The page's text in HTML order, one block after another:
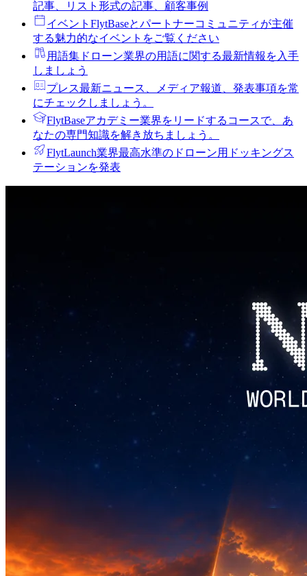
記事、リスト形式の記事、顧客事例
イベント FlytBaseとパートナーコミュニティが主催
する魅力的なイベントをご覧ください
用語集 ドローン業界の用語に関する最新情報を入手
しましょう
プレス最新ニュース、メディア報道、発表事項を常
にチェックしましょう。
FlytBaseアカデミー業界をリードするコースで、あ
なたの専門知識を解き放ちましょう。
FlytLaunch業界最高水準のドローン用ドッキングス
テーションを発表